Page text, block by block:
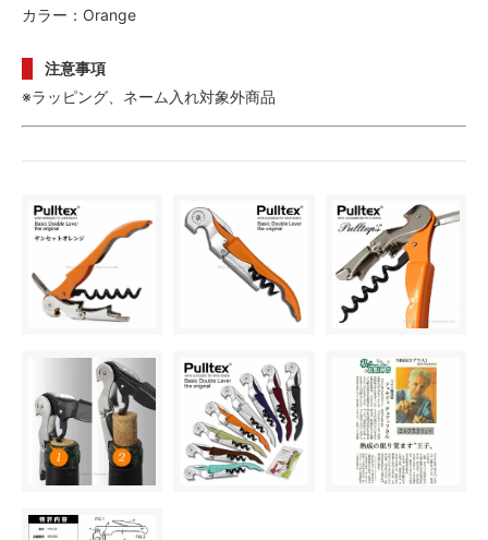
カラー：Orange
注意事項
※ラッピング、ネーム入れ対象外商品